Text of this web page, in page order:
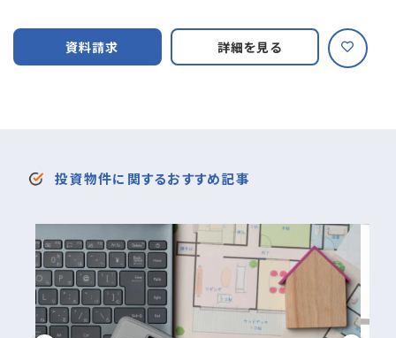
資料請求 詳細を見る
投資物件に関するおすすめ記事